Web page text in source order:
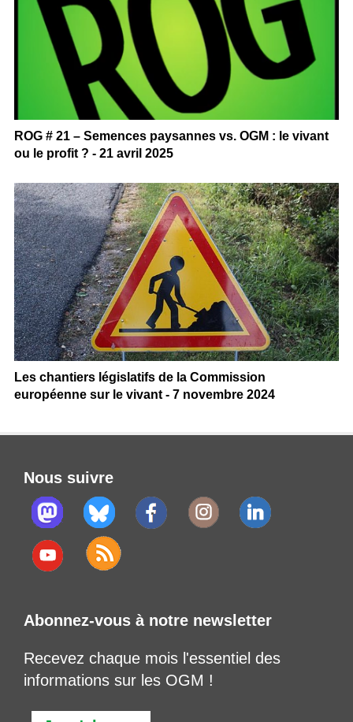
ROG # 21 – Semences paysannes vs. OGM : le vivant
ou le profit ? - 21 avril 2025
Les chantiers législatifs de la Commission
européenne sur le vivant - 7 novembre 2024
Nous suivre
Abonnez-vous à notre newsletter
Recevez chaque mois l'essentiel des
informations sur les OGM !